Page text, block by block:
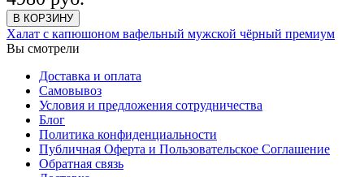
В КОРЗИНУ
Халат с капюшоном вафельный мужской чёрный премиум
Вы смотрели
Доставка и оплата
Самовывоз
Условия и предложения сотрудничества
Блог
Политика конфиденциальности
Публичная Оферта и Пользовательское Соглашение
Обратная связь